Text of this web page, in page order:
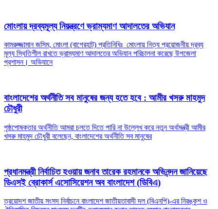
মোংলায় দ্রব্যমূল্য নিয়ন্ত্রণে ভ্রাম্যমাণ আদালতের অভিযান
কামরুজ্জামান জসিম, মোংলা (বাগেরহাট) প্রতিনিধিঃ মোংলায় নিত্য প্রয়োজনীয় দ্রব্য
মূল্য স্থিতিশীল রাখতে ভ্রাম্যমাণ আদালতের অভিযান পরিচালনা করেছে উপজেলা
প্রশাসন। অভিযানে
বাংলাদেশের অর্থনীতি সব মানুষের জন্য হতে হবে : আমীর খসরু মাহমুদ
চৌধুরী
পৃষ্ঠপোষকতার অর্থনীতি আমরা চলতে দিতে পারি না উল্লেখ করে নতুন অর্থমন্ত্রী আমীর
খসরু মাহমুদ চৌধুরী বলেছেন, বাংলাদেশের অর্থনীতি সব মানুষের
প্রধানমন্ত্রী নির্বাচিত হওয়ায় জনাব তারেক রহমানকে অভিনন্দন জানিয়েছে
ডিএসই ব্রোকার্স এসোসিয়েশন অব বাংলাদেশ (ডিবিএ)
ত্রয়োদশ জাতীয় সংসদ নির্বাচনে বাংলাদেশ জাতীয়তাবাদী দল (বিএনপি)-এর নিরঙ্কুশ ও